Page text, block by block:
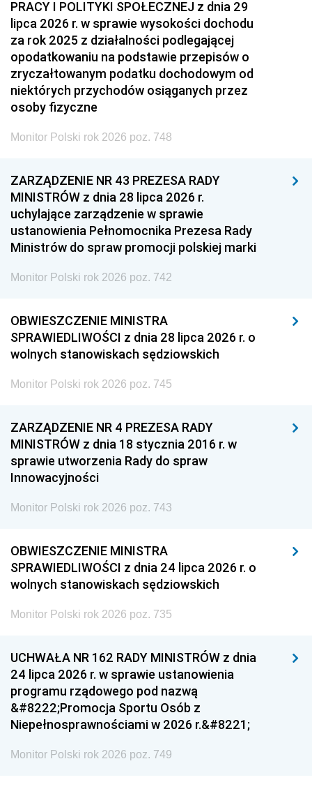
PRACY I POLITYKI SPOŁECZNEJ z dnia 29
lipca 2026 r. w sprawie wysokości dochodu
za rok 2025 z działalności podlegającej
opodatkowaniu na podstawie przepisów o
zryczałtowanym podatku dochodowym od
niektórych przychodów osiąganych przez
osoby fizyczne
Monitor Polski rok 2026 poz. 748
ZARZĄDZENIE NR 43 PREZESA RADY
MINISTRÓW z dnia 28 lipca 2026 r.
uchylające zarządzenie w sprawie
ustanowienia Pełnomocnika Prezesa Rady
Ministrów do spraw promocji polskiej marki
Monitor Polski rok 2026 poz. 742
OBWIESZCZENIE MINISTRA
SPRAWIEDLIWOŚCI z dnia 28 lipca 2026 r. o
wolnych stanowiskach sędziowskich
Monitor Polski rok 2026 poz. 745
ZARZĄDZENIE NR 4 PREZESA RADY
MINISTRÓW z dnia 18 stycznia 2016 r. w
sprawie utworzenia Rady do spraw
Innowacyjności
Monitor Polski rok 2026 poz. 743
OBWIESZCZENIE MINISTRA
SPRAWIEDLIWOŚCI z dnia 24 lipca 2026 r. o
wolnych stanowiskach sędziowskich
Monitor Polski rok 2026 poz. 735
UCHWAŁA NR 162 RADY MINISTRÓW z dnia
24 lipca 2026 r. w sprawie ustanowienia
programu rządowego pod nazwą
&#8222;Promocja Sportu Osób z
Niepełnosprawnościami w 2026 r.&#8221;
Monitor Polski rok 2026 poz. 749